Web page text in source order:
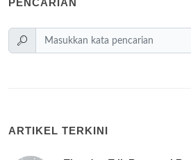
PENCARIAN
ARTIKEL TERKINI